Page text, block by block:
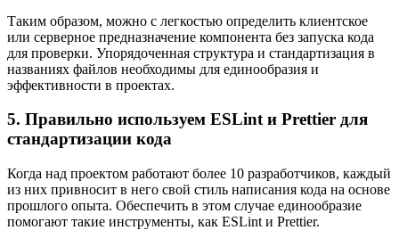
Таким образом, можно с легкостью определить клиентское
или серверное предназначение компонента без запуска кода
для проверки. Упорядоченная структура и стандартизация в
названиях файлов необходимы для единообразия и
эффективности в проектах.
5. Правильно используем ESLint и Prettier для
стандартизации кода
Когда над проектом работают более 10 разработчиков, каждый
из них привносит в него свой стиль написания кода на основе
прошлого опыта. Обеспечить в этом случае единообразие
помогают такие инструменты, как ESLint и Prettier.